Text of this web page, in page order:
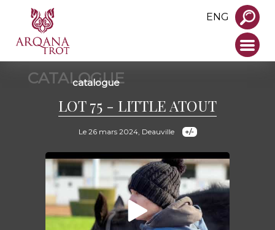
ENG
CATALOGUE
catalogue
LOT 75 - LITTLE ATOUT
Le 26 mars 2024, Deauville